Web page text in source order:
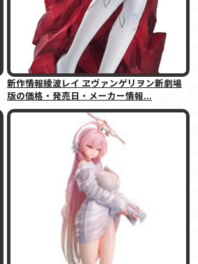
新作情報綾波レイ ヱヴァンゲリヲン新劇場
版の価格・発売日・メーカー情報...